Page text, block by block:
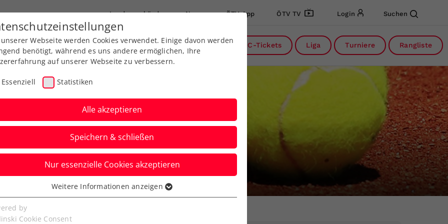
Landesverbände News ÖTV App ÖTV TV Login Suchen
Ausbildung Services Über uns DC-Tickets Liga Turniere Rangliste
Aktuelle News
Webseite werden Cookies verwendet. Einige davon werden
benötigt, während es uns andere ermöglichen, Ihre
auf unserer Webseite zu verbessern.
Essenziell Statistiken
Alle akzeptieren
Speichern & schließen
Nur essenzielle Cookies akzeptieren
Cookies werden für grundlegende Funktionen der
benötigt. Dadurch ist gewährleistet, dass die Webseite
Weitere Informationen anzeigen
by
Cookie Consent